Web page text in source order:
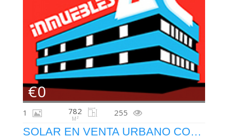
SOLAR EN VENTA URBANO CONSOLIDADO
1 782
M²
255
€0